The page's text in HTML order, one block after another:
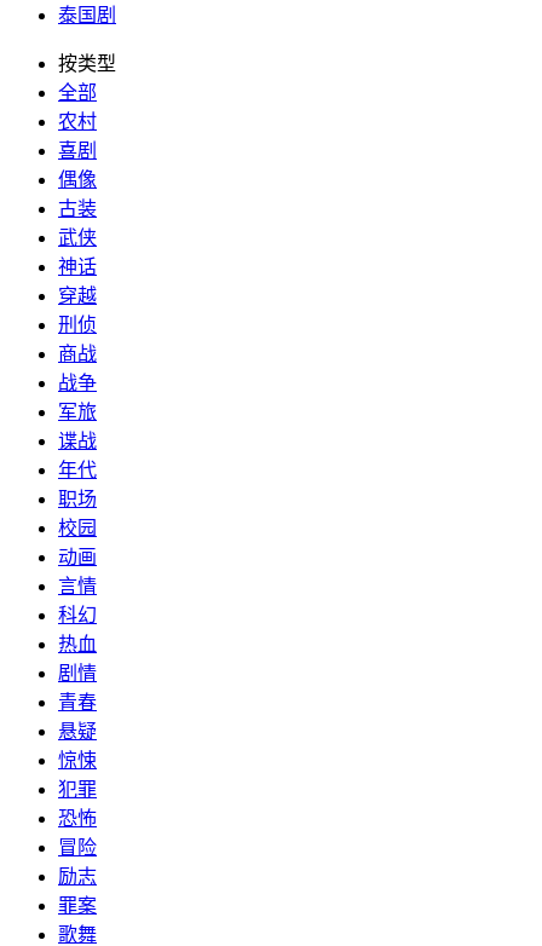
泰国剧
按类型
全部
农村
喜剧
偶像
古装
武侠
神话
穿越
刑侦
商战
战争
军旅
谍战
年代
职场
校园
动画
言情
科幻
热血
剧情
青春
悬疑
惊悚
犯罪
恐怖
冒险
励志
罪案
歌舞